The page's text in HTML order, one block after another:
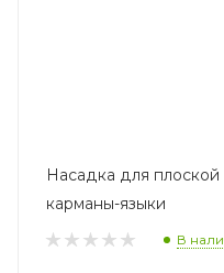
Насадка для
карманы-языки
В